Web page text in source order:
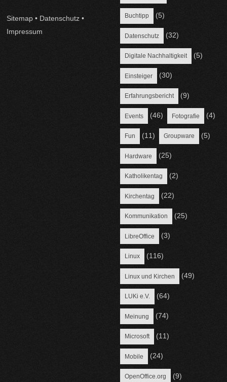
Sitemap • Datenschutz •
Impressum
Buchtipp (5)
Datenschutz (32)
Digitale Nachhaltigkeit (5)
Einsteiger (30)
Erfahrungsbericht (9)
Events (46) Fotografie (4)
Fun (11) Groupware (5)
Hardware (25)
Katholikentag (2)
Kirchentag (22)
Kommunikation (25)
LibreOffice (3)
Linux (116)
Linux und Kirchen (49)
LUKi e.V. (64)
Meinung (74)
Microsoft (11)
Mobile (24)
OpenOffice.org (9)